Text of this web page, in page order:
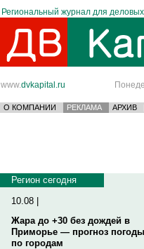
Региональный журнал для деловых
www.dvkapital.ru
О КОМПАНИИ РЕКЛАМА АРХИВ
Регион сегодня
10.08 |
Жара до +30 без дождей в
Приморье — прогноз погоды
по городам